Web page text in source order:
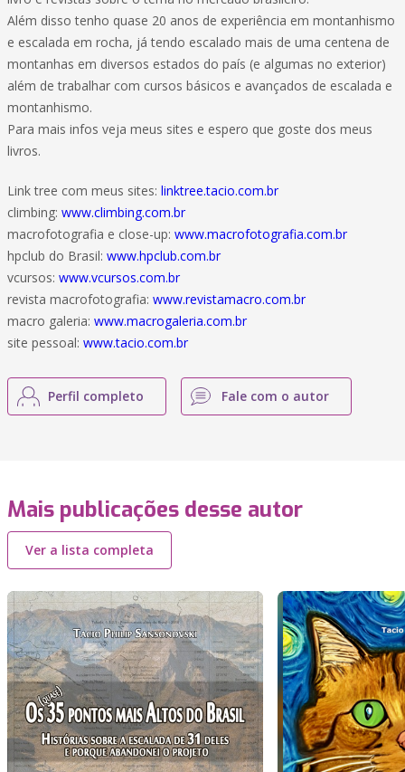
Além disso tenho quase 20 anos de experiência em montanhismo
e escalada em rocha, já tendo escalado mais de uma centena de
montanhas em diversos estados do país (e algumas no exterior)
além de trabalhar com cursos básicos e avançados de escalada e
montanhismo.
Para mais infos veja meus sites e espero que goste dos meus
livros.
Link tree com meus sites: linktree.tacio.com.br
climbing: www.climbing.com.br
macrofotografia e close-up: www.macrofotografia.com.br
hpclub do Brasil: www.hpclub.com.br
vcursos: www.vcursos.com.br
revista macrofotografia: www.revistamacro.com.br
macro galeria: www.macrogaleria.com.br
site pessoal: www.tacio.com.br
Perfil completo Fale com o autor
Mais publicações desse autor
Ver a lista completa